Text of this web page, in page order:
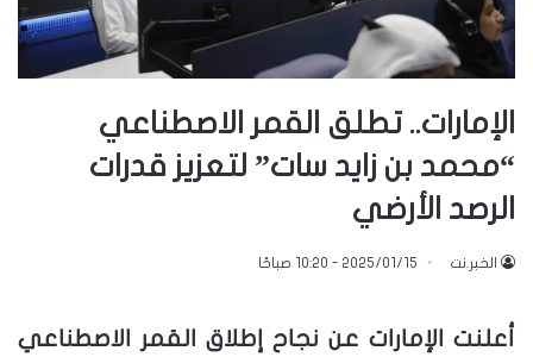
الإمارات.. تطلق القمر الاصطناعي
“محمد بن زايد سات” لتعزيز قدرات
الرصد الأرضي
الخبر.نت 2025/01/15 - 10:20 صباحًا
أعلنت الإمارات عن نجاح إطلاق القمر الاصطناعي